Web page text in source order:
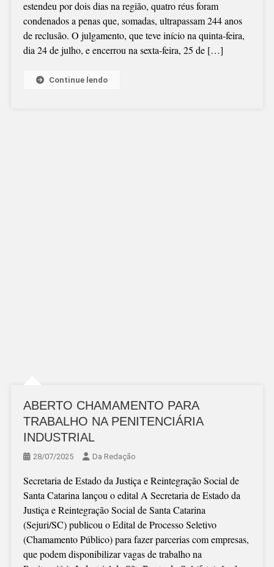
estendeu por dois dias na região, quatro réus foram
condenados a penas que, somadas, ultrapassam 244 anos
de reclusão. O julgamento, que teve início na quinta-feira,
dia 24 de julho, e encerrou na sexta-feira, 25 de […]
Continue lendo
ABERTO CHAMAMENTO PARA
TRABALHO NA PENITENCIÁRIA
INDUSTRIAL
28/07/2025 Da Redação
Secretaria de Estado da Justiça e Reintegração Social de
Santa Catarina lançou o edital A Secretaria de Estado da
Justiça e Reintegração Social de Santa Catarina
(Sejuri/SC) publicou o Edital de Processo Seletivo
(Chamamento Público) para fazer parcerias com empresas,
que podem disponibilizar vagas de trabalho na